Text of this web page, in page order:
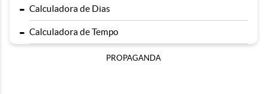
- Calculadora de Dias
- Calculadora de Tempo
PROPAGANDA